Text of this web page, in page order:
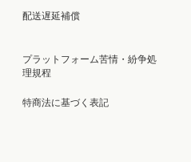
配送遅延補償
プラットフォーム苦情・紛争処
理規程
特商法に基づく表記